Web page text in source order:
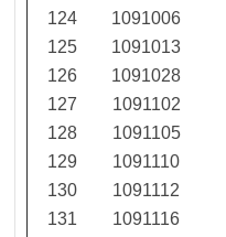
124
1091006
125
1091013
126
1091028
127
1091102
128
1091105
129
1091110
130
1091112
131
1091116